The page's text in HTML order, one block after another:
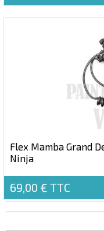
Flex Mamba Grand
Ninja
69,00 € TTC